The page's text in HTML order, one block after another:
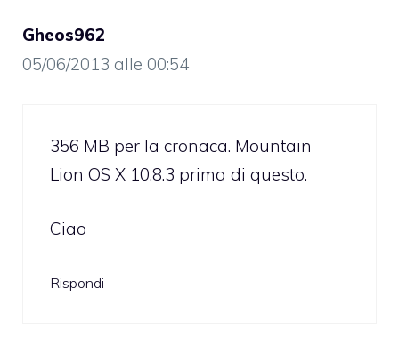
Gheos962
05/06/2013 alle 00:54
356 MB per la cronaca. Mountain
Lion OS X 10.8.3 prima di questo.
Ciao
Rispondi